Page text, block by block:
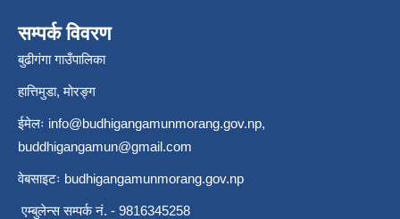
सम्पर्क विवरण
बुढीगंगा गाउँपालिका
हात्तिमुडा, मोरङ्ग
ईमेलः info@budhigangamunmorang.gov.np,
buddhigangamun@gmail.com
वेबसाइटः budhigangamunmorang.gov.np
एम्बुलेन्स सम्पर्क नं. - 9816345258